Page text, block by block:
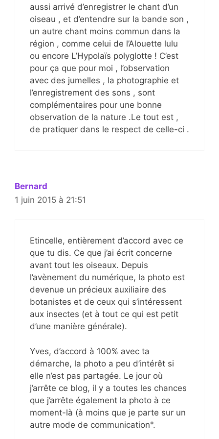
aussi arrivé d’enregistrer le chant d’un
oiseau , et d’entendre sur la bande son ,
un autre chant moins commun dans la
région , comme celui de l’Alouette lulu
ou encore L’Hypolaïs polyglotte ! C’est
pour ça que pour moi , l’observation
avec des jumelles , la photographie et
l’enregistrement des sons , sont
complémentaires pour une bonne
observation de la nature .Le tout est ,
de pratiquer dans le respect de celle-ci .
Bernard
1 juin 2015 à 21:51
Etincelle, entièrement d’accord avec ce
que tu dis. Ce que j’ai écrit concerne
avant tout les oiseaux. Depuis
l’avènement du numérique, la photo est
devenue un précieux auxiliaire des
botanistes et de ceux qui s’intéressent
aux insectes (et à tout ce qui est petit
d’une manière générale).
Yves, d’accord à 100% avec ta
démarche, la photo a peu d’intérêt si
elle n’est pas partagée. Le jour où
j’arrête ce blog, il y a toutes les chances
que j’arrête également la photo à ce
moment-là (à moins que je parte sur un
autre mode de communication°.